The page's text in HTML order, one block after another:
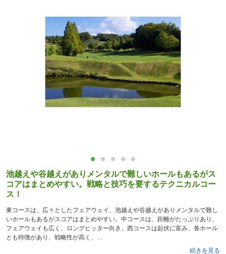
池越えや谷越えがありメンタルで難しいホールもあるがス
コアはまとめやすい。戦略と技巧を要するテクニカルコー
ス！
東コースは、広々としたフェアウェイ、池越えや谷越えがありメンタルで難し
いホールもあるがスコアはまとめやすい。中コースは、距離がたっぷりあり、
フェアウェイも広く、ロングヒッター向き。西コースは起伏に富み、各ホール
とも特徴があり、戦略性が高く、
続きを見る